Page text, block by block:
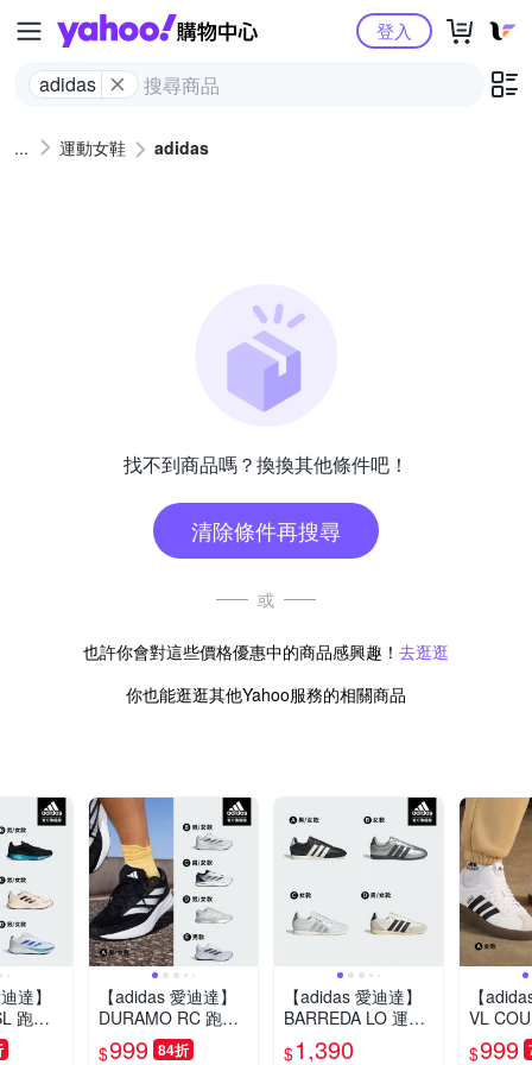
Yahoo購物中心
adidas
登入
運動女鞋 adidas
找不到商品嗎？換換其他條件吧！
清除條件再搜尋
或
也許你會對這些價格優惠中的商品感興趣！ 去逛逛
你也能逛逛其他Yahoo服務的相關商品
達】
跑鞋
男鞋/
【adidas 愛迪達】
DURAMO RC 跑鞋
慢跑鞋 運動鞋 男鞋/
$999 84折
【adidas 愛迪達】
BARREDA LO 運動
休閒鞋 薄底鞋 女鞋
$1,390
【
VL
動休閒
$999